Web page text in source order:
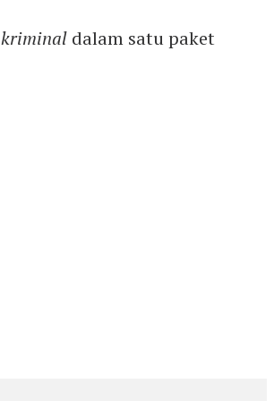
kriminal dalam satu paket